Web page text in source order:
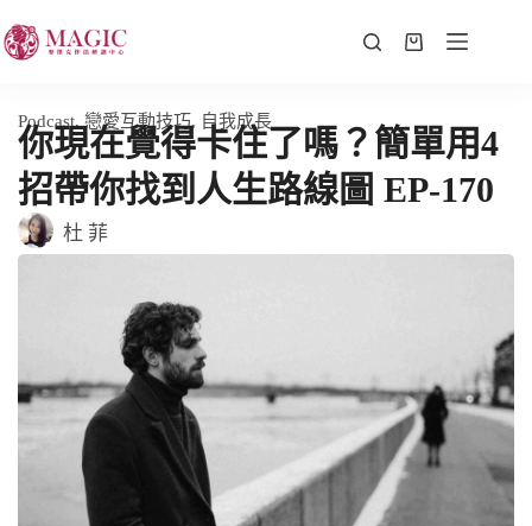
Podcast,戀愛互動技巧, 自我成長
你現在覺得卡住了嗎？簡單用4
招帶你找到人生路線圖 EP-170
杜 菲